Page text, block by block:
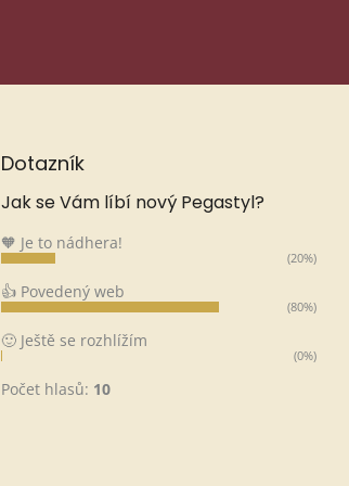
Dotazník
Jak se Vám líbí nový Pegastyl?
🧡 Je to nádhera!
(20%)
👍 Povedený web
(80%)
🙂 Ještě se rozhlížím
(0%)
Počet hlasů: 10